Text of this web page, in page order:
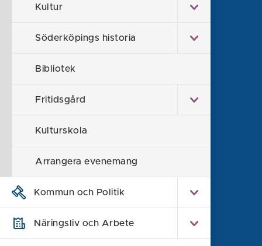
Kultur
Söderköpings historia
Bibliotek
Fritidsgård
Kulturskola
Arrangera evenemang
Kommun och Politik
Näringsliv och Arbete
Söderköpings kommun
0121-181 00
kommun@soderkoping.se
Kontakta oss
Faktura och organisationsnummer
Felanmälan